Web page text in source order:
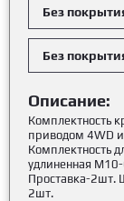
Без
Без
Описание:
Комплектность
приводом 4WD
Комплектность
удлиненная
Проставка-2шт.
2шт.